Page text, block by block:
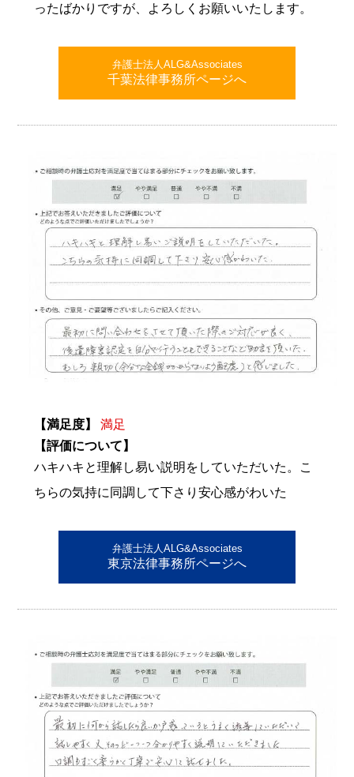
ったばかりですが、よろしくお願いいたします。
弁護士法人ALG&Associates
千葉法律事務所ページへ
【満足度】
満足
【評価について】
ハキハキと理解し易い説明をしていただいた。こ
ちらの気持に同調して下さり安心感がわいた
弁護士法人ALG&Associates
東京法律事務所ページへ